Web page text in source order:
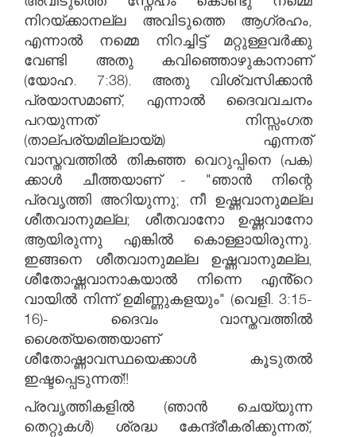
നിറയ്ക്കാനല്ല അവിടുത്തെ ആഗ്രഹം,
എന്നാൽ നമ്മെ നിറച്ചിട്ട് മറ്റുള്ളവർക്കു
വേണ്ടി അതു കവിഞ്ഞൊഴുകാനാണ്
(യോഹ. 7:38). അതു വിശ്വസിക്കാൻ
പ്രയാസമാണ്, എന്നാൽ ദൈവവചനം
പറയുന്നത് നിസ്സംഗത
(താല്പര്യമില്ലായ്മ) എന്നത്
വാസ്തവത്തിൽ തികഞ്ഞ വെറുപ്പിനെ (പക)
ക്കാൾ ചീത്തയാണ് - "ഞാൻ നിന്റെ
പ്രവൃത്തി അറിയുന്നു; നീ ഉഷ്ണവാനുമല്ല
ശീതവാനുമല്ല; ശീതവാനോ ഉഷ്ണവാനോ
ആയിരുന്നു എങ്കിൽ കൊള്ളായിരുന്നു.
ഇങ്ങനെ ശീതവാനുമല്ല ഉഷ്ണവാനുമല്ല,
ശീതോഷ്ണവാനാകയാൽ നിന്നെ എൻ്റെ
വായിൽ നിന്ന് ഉമിണ്ണുകളയും" (വെളി. 3:15-
16)- ദൈവം വാസ്തവത്തിൽ
ശൈത്യത്തെയാണ്
ശീതോഷ്ണാവസ്ഥയെക്കാൾ കൂടുതൽ
ഇഷ്ടപ്പെടുന്നത്!!
പ്രവൃത്തികളിൽ (ഞാൻ ചെയ്യുന്ന
തെറ്റുകൾ) ശ്രദ്ധ കേന്ദ്രീകരിക്കുന്നത്,